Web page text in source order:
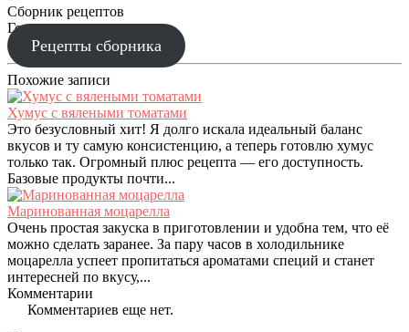
Сборник рецептов
Готовим праздник
Рецепты сборника
Похожие записи
Хумус с вялеными томатами
Это безусловный хит! Я долго искала идеальный баланс
вкусов и ту самую консистенцию, а теперь готовлю хумус
только так. Огромный плюс рецепта — его доступность.
Базовые продукты почти...
Маринованная моцарелла
Очень простая закуска в приготовлении и удобна тем, что её
можно сделать заранее. За пару часов в холодильнике
моцарелла успеет пропитаться ароматами специй и станет
интересней по вкусу,...
Комментарии
Комментариев еще нет.